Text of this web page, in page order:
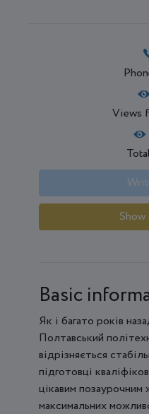
Views
Show
Basic
Як і багато років
Полтавський
відрізняється
підготовці
цікавим
максимальних